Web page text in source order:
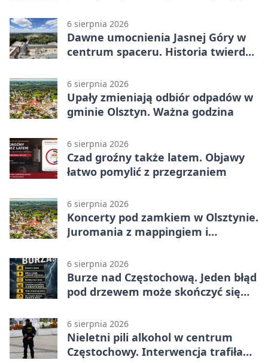
6 sierpnia 2026
Dawne umocnienia Jasnej Góry w
centrum spaceru. Historia twierdzy
6 sierpnia 2026
Upały zmieniają odbiór odpadów w
gminie Olsztyn. Ważna godzina
6 sierpnia 2026
Czad groźny także latem. Objawy
łatwo pomylić z przegrzaniem
6 sierpnia 2026
Koncerty pod zamkiem w Olsztynie.
Juromania z mappingiem i
6 sierpnia 2026
Burze nad Częstochową. Jeden błąd
pod drzewem może skończyć się
6 sierpnia 2026
Nieletni pili alkohol w centrum
Częstochowy. Interwencja trafiła